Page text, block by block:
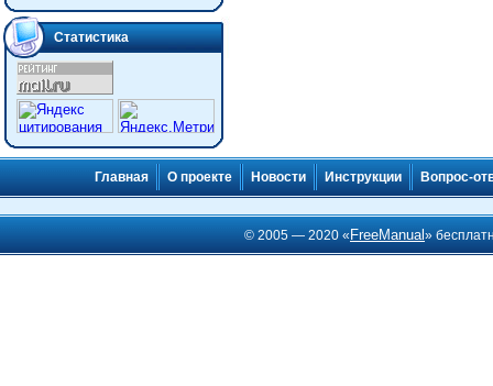
Статистика
Главная О проекте Новости Инструкции Вопрос-
© 2005 — 2020 « FreeManual»